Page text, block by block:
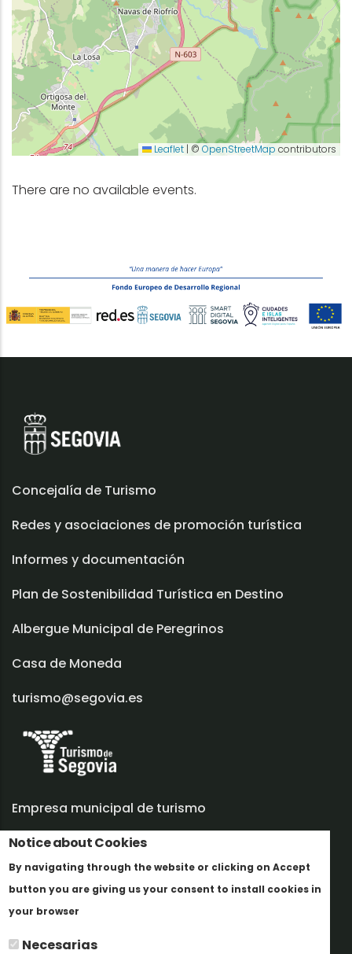
Notice about Cookies
By navigating through the website or clicking on Accept
button you are giving us your consent to install cookies in
your browser
Necesarias
Leaflet | © OpenStreetMap contributors
There are no available events.
Concejalía de Turismo
Redes y asociaciones de promoción turística
Informes y documentación
Plan de Sostenibilidad Turística en Destino
Albergue Municipal de Peregrinos
Casa de Moneda
turismo@segovia.es
Empresa municipal de turismo
Trabaja con nosotros
Informes y documentación
Perfil del contratante
Oficinas de Turismo